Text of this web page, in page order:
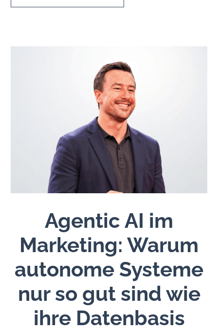
Agentic AI im
Marketing: Warum
autonome Systeme
nur so gut sind wie
ihre Datenbasis